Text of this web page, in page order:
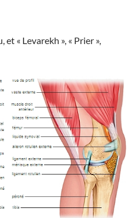
et « Levarekh », « Prier »,